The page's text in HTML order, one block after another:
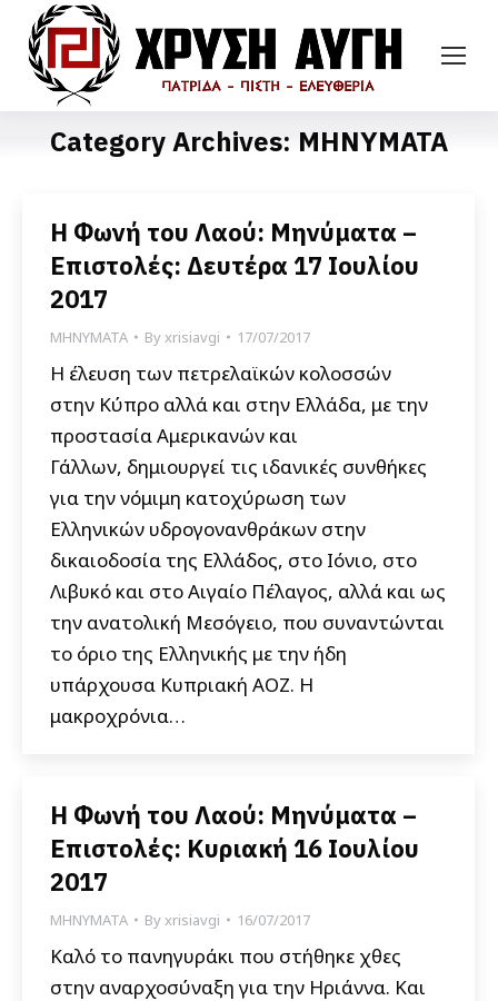
Category Archives: ΜΗΝΥΜΑΤΑ
Η Φωνή του Λαού: Μηνύματα –
Επιστολές: Δευτέρα 17 Ιουλίου
2017
ΜΗΝΥΜΑΤΑ Byxrisiavgi 17/07/2017
Η έλευση των πετρελαϊκών κολοσσών
στην Κύπρο αλλά και στην Ελλάδα, με την
προστασία Αμερικανών και
Γάλλων, δημιουργεί τις ιδανικές συνθήκες
για την νόμιμη κατοχύρωση των
Ελληνικών υδρογονανθράκων στην
δικαιοδοσία της Ελλάδος, στο Ιόνιο, στο
Λιβυκό και στο Αιγαίο Πέλαγος, αλλά και ως
την ανατολική Μεσόγειο, που συναντώνται
το όριο της Ελληνικής με την ήδη
υπάρχουσα Κυπριακή ΑΟΖ. Η
μακροχρόνια…
Η Φωνή του Λαού: Μηνύματα –
Επιστολές: Κυριακή 16 Ιουλίου
2017
ΜΗΝΥΜΑΤΑ Byxrisiavgi 16/07/2017
Καλό το πανηγυράκι που στήθηκε χθες
στην αναρχοσύναξη για την Ηριάννα. Και